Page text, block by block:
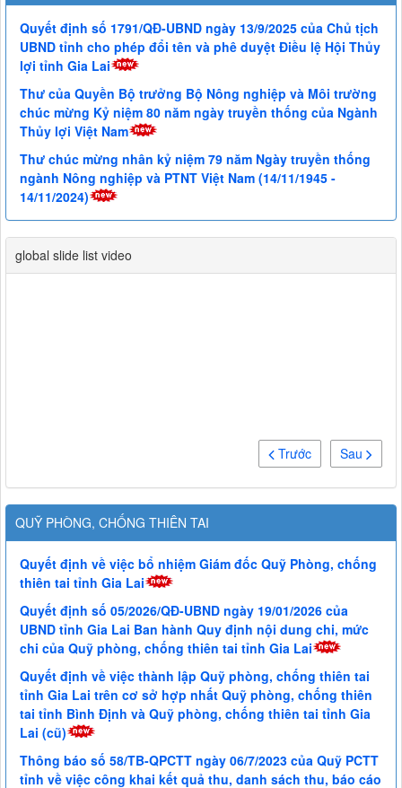
Quyết định số 1791/QĐ-UBND ngày 13/9/2025 của Chủ tịch
UBND tỉnh cho phép đổi tên và phê duyệt Điều lệ Hội Thủy
lợi tỉnh Gia Lai
Thư của Quyền Bộ trưởng Bộ Nông nghiệp và Môi trường
chúc mừng Kỷ niệm 80 năm ngày truyền thống của Ngành
Thủy lợi Việt Nam
Thư chúc mừng nhân kỷ niệm 79 năm Ngày truyền thống
ngành Nông nghiệp và PTNT Việt Nam (14/11/1945 -
14/11/2024)
global slide list video
Sau
Trước
QUỸ PHÒNG, CHỐNG THIÊN TAI
Quyết định về việc bổ nhiệm Giám đốc Quỹ Phòng, chống
thiên tai tỉnh Gia Lai
Quyết định số 05/2026/QĐ-UBND ngày 19/01/2026 của
UBND tỉnh Gia Lai Ban hành Quy định nội dung chi, mức
chi của Quỹ phòng, chống thiên tai tỉnh Gia Lai
Quyết định về việc thành lập Quỹ phòng, chống thiên tai
tỉnh Gia Lai trên cơ sở hợp nhất Quỹ phòng, chống thiên
tai tỉnh Bình Định và Quỹ phòng, chống thiên tai tỉnh Gia
Lai (cũ)
Thông báo số 58/TB-QPCTT ngày 06/7/2023 của Quỹ PCTT
tỉnh về việc công khai kết quả thu, danh sách thu, báo cáo